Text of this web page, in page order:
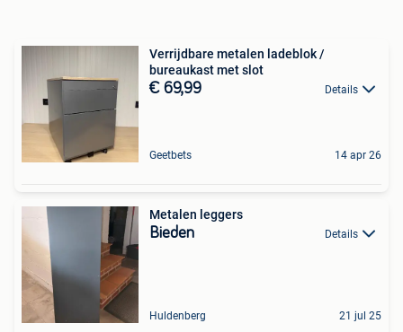
Verrijdbare metalen ladeblok /
bureaukast met slot
€ 69,99 Details
Geetbets 14 apr 26
Metalen leggers
Bieden Details
Huldenberg 21 jul 25